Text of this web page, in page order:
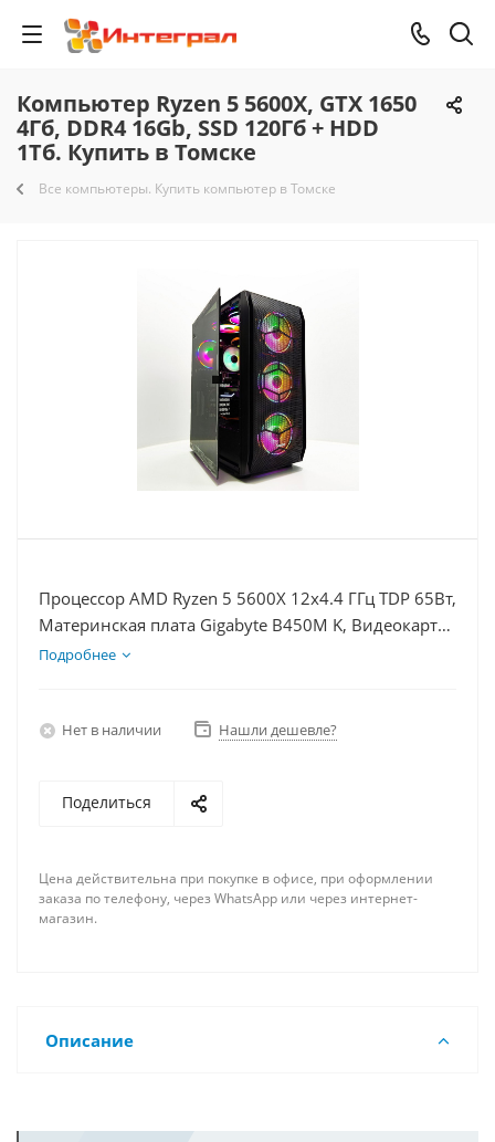
Компьютер Ryzen 5 5600X, GTX 1650
4Гб, DDR4 16Gb, SSD 120Гб + HDD
1Тб. Купить в Томске
Все компьютеры. Купить компьютер в Томске
Процессор AMD Ryzen 5 5600X 12x4.4 ГГц TDP 65Вт,
Материнская плата Gigabyte B450M K, Видеокарта
GTX 1650 4Гб, Память DDR4 16Gb, Диски
Подробнее
Нет в наличии Нашли дешевле?
Поделиться
Цена действительна при покупке в офисе, при оформлении
заказа по телефону, через WhatsApp или через интернет-
магазин.
Описание